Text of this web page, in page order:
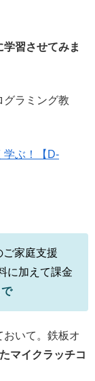
習させてみま
グラミング教
学ぶ！【D-
ご家庭支援
に加えて課金
おいて。鉄板オ
マイクラッチコ